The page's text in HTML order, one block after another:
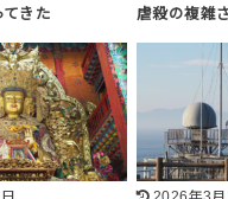
きた
虐殺の複雑